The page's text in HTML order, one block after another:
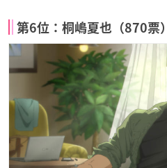
第6位：桐嶋夏也（870票）